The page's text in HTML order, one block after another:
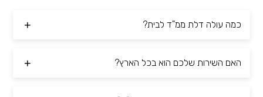
כמה עולה דלת ממ"ד לבית?
האם השירות שלכם הוא בכל הארץ?